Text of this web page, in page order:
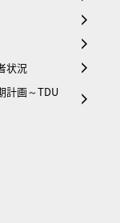
状況
計画～TDU